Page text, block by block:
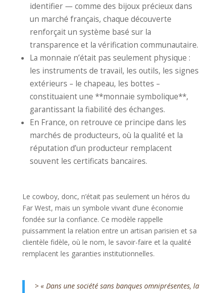
identifier — comme des bijoux précieux dans
un marché français, chaque découverte
renforçait un système basé sur la
transparence et la vérification communautaire.
La monnaie n’était pas seulement physique :
les instruments de travail, les outils, les signes
extérieurs – le chapeau, les bottes –
constituaient une **monnaie symbolique**,
garantissant la fiabilité des échanges.
En France, on retrouve ce principe dans les
marchés de producteurs, où la qualité et la
réputation d’un producteur remplacent
souvent les certificats bancaires.
Le cowboy, donc, n’était pas seulement un héros du
Far West, mais un symbole vivant d’une économie
fondée sur la confiance. Ce modèle rappelle
puissamment la relation entre un artisan parisien et sa
clientèle fidèle, où le nom, le savoir-faire et la qualité
remplacent les garanties institutionnelles.
> « Dans une société sans banques omniprésentes, la